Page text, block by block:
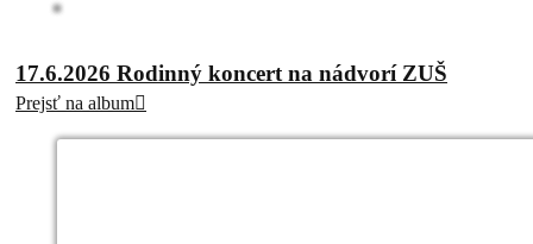
17.6.2026 Rodinný koncert na nádvorí ZUŠ
Prejsť na album